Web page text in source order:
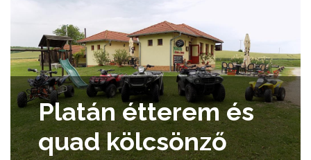
Platán étterem és
quad kölcsönző